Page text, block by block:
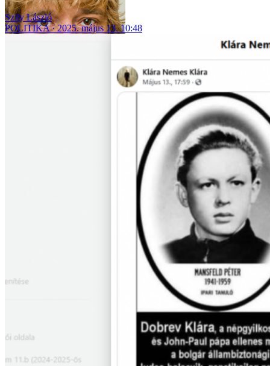
Szily László
POLITIKA
2025. május 13. 10:48